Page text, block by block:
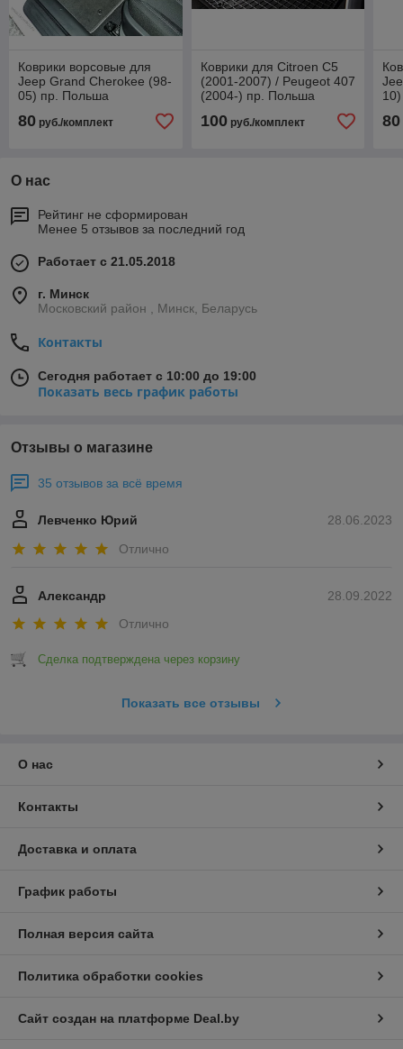
Коврики ворсовые для
Jeep Grand Cherokee (98-
05) пр. Польша
80 руб./комплект
Коврики для Citroen C5
(2001-2007) / Peugeot 407
(2004-) пр. Польша
100руб./комплект 80
О нас
Рейтинг не сформирован
Менее 5 отзывов за последний год
Работает с 21.05.2018
г. Минск
Московский район , Минск, Беларусь
Контакты
Сегодня работает с 10:00 до 19:00
Показать весь график работы
Отзывы о магазине
35 отзывов за всё время
28.06.2023
Левченко Юрий
Отлично
28.09.2022
Александр
Отлично
Сделка подтверждена через корзину
Показать все отзывы
О нас
Контакты
Доставка и оплата
График работы
Полная версия сайта
Политика обработки cookies
Сайт создан на платформе Deal.by